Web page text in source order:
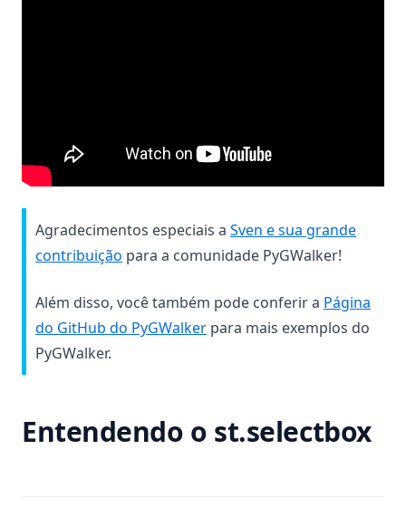
Agradecimentos especiais a Sven e sua grande
contribuição (opens in a new tab)
para a comunidade PyGWalker!
Além disso, você também pode conferir a Página
do GitHub do PyGWalker(opens in a new tab)
para mais exemplos do
PyGWalker.
Entendendo o st.selectbox